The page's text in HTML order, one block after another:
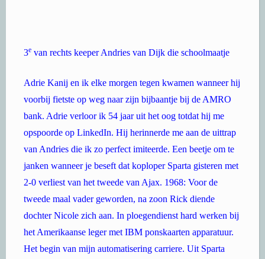
3e van rechts keeper Andries van Dijk die schoolmaatje
Adrie Kanij en ik elke morgen tegen kwamen wanneer hij
voorbij fietste op weg naar zijn bijbaantje bij de AMRO
bank. Adrie verloor ik 54 jaar uit het oog totdat hij me
opspoorde op LinkedIn. Hij herinnerde me aan de uittrap
van Andries die ik zo perfect imiteerde. Een beetje om te
janken wanneer je beseft dat koploper Sparta gisteren met
2-0 verliest van het tweede van Ajax. 1968: Voor de
tweede maal vader geworden, na zoon Rick diende
dochter Nicole zich aan. In ploegendienst hard werken bij
het Amerikaanse leger met IBM ponskaarten apparatuur.
Het begin van mijn automatisering carriere. Uit Sparta